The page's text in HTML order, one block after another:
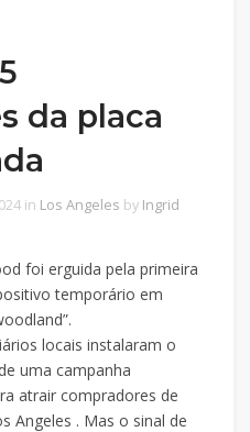
da placa
in Los Angeles by Ingrid
foi erguida pela primeira
temporário em
locais instalaram o
uma campanha
atrair compradores de
Angeles . Mas o sinal de